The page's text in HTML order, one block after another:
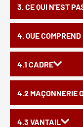
3. CE QUI N'EST
4. QUE
4.1 CADRE
4.2 MAÇONNERIE
4.3 VANTAIL